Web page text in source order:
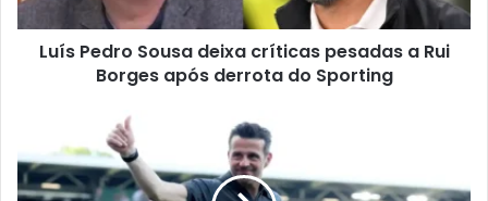
Luís Pedro Sousa deixa críticas pesadas a Rui
Borges após derrota do Sporting